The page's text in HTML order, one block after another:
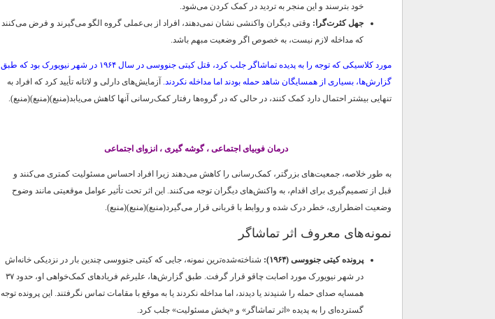
خود بترسند و این منجر به تردید در کمک کردن می‌شود.
جهل کثرت‌گرا: وقتی دیگران واکنشی نشان نمی‌دهند، افراد از بی‌عملی گروه الگو می‌گیرند و فرض می‌کنند
که مداخله لازم نیست، به خصوص اگر وضعیت مبهم باشد.
مورد کلاسیکی که توجه را به پدیده تماشاگر جلب کرد، قتل کیتی جنووسی در سال ۱۹۶۴ در شهر نیویورک بود که طبق
گزارش‌ها، بسیاری از همسایگان شاهد حمله بودند اما مداخله نکردند. آزمایش‌های دارلی و لاتانه تأیید کرد که افراد به
تنهایی بیشتر احتمال دارد کمک کنند، در حالی که در گروه‌ها رفتار کمک‌رسانی آنها کاهش می‌یابد(منبع)(منبع)(منبع).
درمان فوبیای اجتماعی ، گوشه گیری ، انزوای اجتماعی
به طور خلاصه، جمعیت‌های بزرگتر، کمک‌رسانی را کاهش می‌دهند زیرا افراد احساس مسئولیت کمتری می‌کنند و
قبل از تصمیم‌گیری برای اقدام، به واکنش‌های دیگران توجه می‌کنند. این اثر تحت تأثیر عوامل موقعیتی مانند وضوح
وضعیت اضطراری، خطر درک شده و روابط با قربانی قرار می‌گیرد(منبع)(منبع)(منبع).
نمونه‌های معروف اثر تماشاگر
پرونده کیتی جنووسی (۱۹۶۴):
شناخته‌شده‌ترین نمونه، جایی که کیتی جنووسی چندین بار در نزدیکی خانه‌اش
در شهر نیویورک مورد اصابت چاقو قرار گرفت. طبق گزارش‌ها، علیرغم فریادهای کمک‌خواهی او، حدود ۳۷
همسایه صدای حمله را شنیدند یا دیدند، اما مداخله نکردند یا به موقع با مقامات تماس نگرفتند. این پرونده توجه
گسترده‌ای را به پدیده «اثر تماشاگر» و «پخش مسئولیت» جلب کرد.